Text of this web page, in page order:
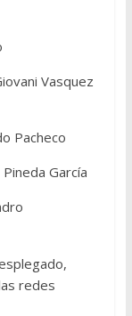
Vasquez
Pacheco
García
redes